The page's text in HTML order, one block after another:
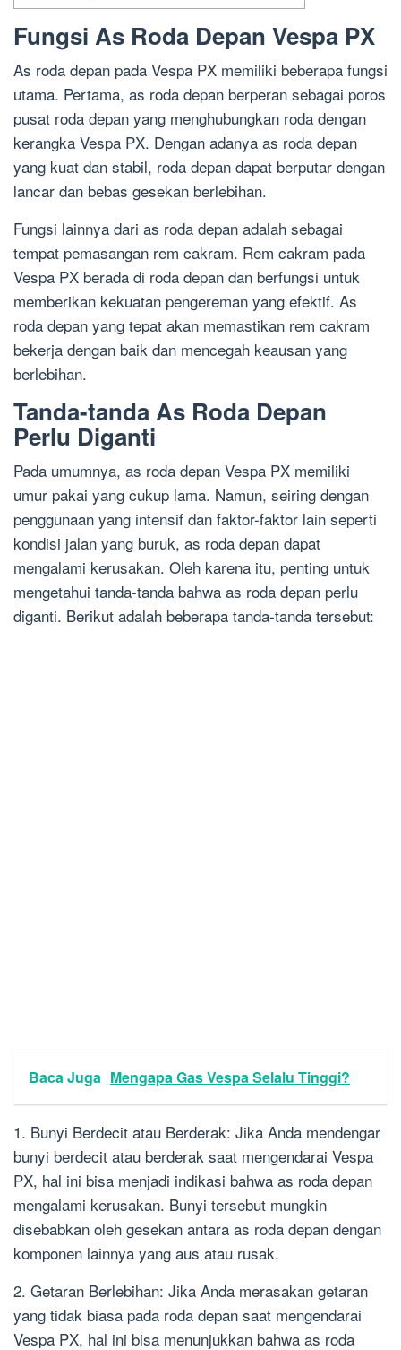
Fungsi As Roda Depan Vespa PX
As roda depan pada Vespa PX memiliki beberapa fungsi
utama. Pertama, as roda depan berperan sebagai poros
pusat roda depan yang menghubungkan roda dengan
kerangka Vespa PX. Dengan adanya as roda depan
yang kuat dan stabil, roda depan dapat berputar dengan
lancar dan bebas gesekan berlebihan.
Fungsi lainnya dari as roda depan adalah sebagai
tempat pemasangan rem cakram. Rem cakram pada
Vespa PX berada di roda depan dan berfungsi untuk
memberikan kekuatan pengereman yang efektif. As
roda depan yang tepat akan memastikan rem cakram
bekerja dengan baik dan mencegah keausan yang
berlebihan.
Tanda-tanda As Roda Depan
Perlu Diganti
Pada umumnya, as roda depan Vespa PX memiliki
umur pakai yang cukup lama. Namun, seiring dengan
penggunaan yang intensif dan faktor-faktor lain seperti
kondisi jalan yang buruk, as roda depan dapat
mengalami kerusakan. Oleh karena itu, penting untuk
mengetahui tanda-tanda bahwa as roda depan perlu
diganti. Berikut adalah beberapa tanda-tanda tersebut:
Baca Juga Mengapa Gas Vespa Selalu Tinggi?
1. Bunyi Berdecit atau Berderak: Jika Anda mendengar
bunyi berdecit atau berderak saat mengendarai Vespa
PX, hal ini bisa menjadi indikasi bahwa as roda depan
mengalami kerusakan. Bunyi tersebut mungkin
disebabkan oleh gesekan antara as roda depan dengan
komponen lainnya yang aus atau rusak.
2. Getaran Berlebihan: Jika Anda merasakan getaran
yang tidak biasa pada roda depan saat mengendarai
Vespa PX, hal ini bisa menunjukkan bahwa as roda